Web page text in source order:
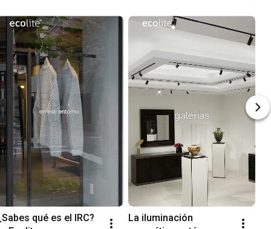
qué es el IRC?
La iluminación